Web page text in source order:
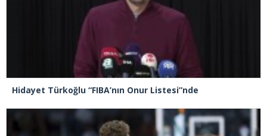
Hidayet Türkoğlu “FIBA’nın Onur Listesi”nde